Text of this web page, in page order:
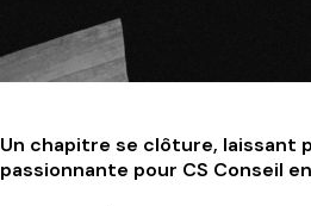
Un chapitre se clôture, laissant
passionnante pour CS Conseil